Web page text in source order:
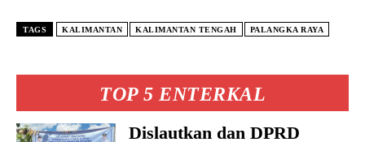
TOP 5 ENTERKAL
Dislautkan dan DPRD
TAGS KALIMANTAN KALIMANTAN TENGAH PALANGKA RAYA